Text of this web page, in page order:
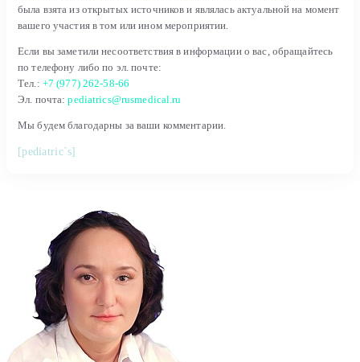
была взята из открытых источников и являлась актуальной на момент
вашего участия в том или ином мероприятии.
Если вы заметили несоответствия в информации о вас, обращайтесь
по телефону либо по эл. почте:
Тел.: +7 (977) 262-58-66
Эл. почта:pediatrics@rusmedical.ru
Мы будем благодарны за ваши комментарии.
[pediatric`s]